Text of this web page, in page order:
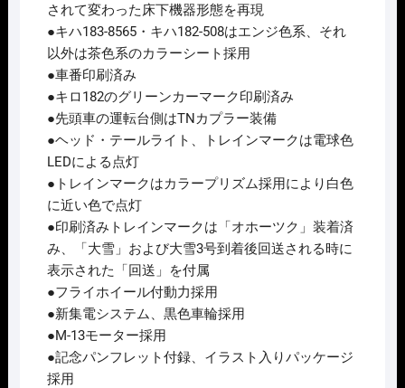
ﾂ
ｸ･
大
雪)
両)
個
されて変わった床下機器形態を再現
●キハ183-8565・キハ182-508はエンジ色系、それ
以外は茶色系のカラーシート採用
●車番印刷済み
●キロ182のグリーンカーマーク印刷済み
●先頭車の運転台側はTNカプラー装備
●ヘッド・テールライト、トレインマークは電球色
LEDによる点灯
●トレインマークはカラープリズム採用により白色
に近い色で点灯
●印刷済みトレインマークは「オホーツク」装着済
み、「大雪」および大雪3号到着後回送される時に
表示された「回送」を付属
●フライホイール付動力採用
●新集電システム、黒色車輪採用
●M-13モーター採用
●記念パンフレット付録、イラスト入りパッケージ
採用